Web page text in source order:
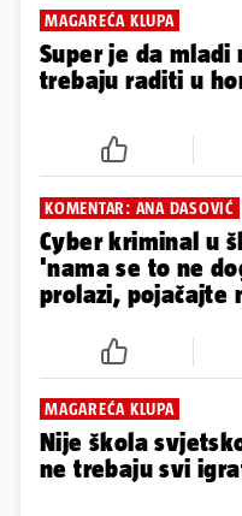
MAGAREĆA KLUPA
Super je da mladi
trebaju raditi u
KOMENTAR: ANA DASOVIĆ
Cyber kriminal u
'nama se to ne
prolazi, pojačajte
MAGAREĆA KLUPA
Nije škola
ne trebaju svi